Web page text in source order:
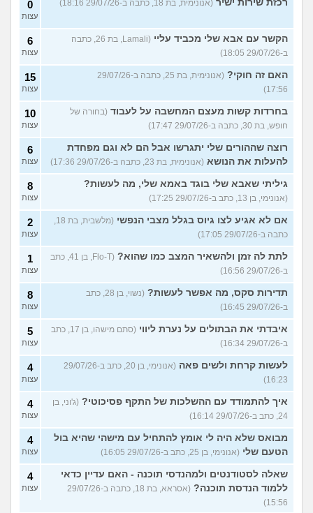
רכזת שירות ישיר (אנונימית, בת 18, כתבה ב-29/07/26 18:16) 0
עצות
הקשר עם אבא שלי מכביד עליי
(Lamali, בת 26, כתבה
ב-29/07/26 18:05)
6
עצות
האם זה חוקי?
(אנונימית, בת 25, כתבה ב-29/07/26
17:56)
15
עצות
בחרדות קשות מעצם המחשבה על לעבוד (בחורה של
חופש, בת 30, כתבה ב-29/07/26 17:47)
10
עצות
רוצה שההורים שלי יתגרשו אבל הם לא וגם מפחדת
להעלות את הנושא (אנונימית, בת 23, כתבה ב-29/07/26 17:36)
6
עצות
גיליתי שאבא שלי בוגד באמא שלי, מה לעשות?
(אנונימי, בן 13, כתב ב-29/07/26 17:25)
8
עצות
אם לא אגיע לצו גיוס בגלל מצבי הנפשי
(מלשבית, בת 18,
כתבה ב-29/07/26 17:05)
2
עצות
לתת לה זמן ולהשאיר המצב כמו שהוא?
(Flo-T, בן 41, כתב
ב-29/07/26 16:56)
1
עצות
תדירות סקס, מה אפשר לעשות?
(נשוי, בן 28, כתב
ב-29/07/26 16:45)
8
עצות
איבדתי את הבתולים על נערת ליווי
(סתם מישהו, בן 17, כתב
ב-29/07/26 16:34)
5
עצות
לעשות קרחת ולשים פאה
(אנונימי, בן 20, כתב ב-29/07/26
16:23)
4
עצות
איך להתמודד עם ההשלכות של התקף פסיכוטי? (ג'וני, בן
24, כתב ב-29/07/26 16:14)
4
עצות
מבואס שלא היה לי אומץ להתחיל עם מישהי שהיא בול
הטעם שלי (אנונימי, בן 25, כתב ב-29/07/26 16:05)
4
עצות
שאלה לסטודנטים ולמהנדסי תוכנה - האם עדיין כדאי
ללמוד הנדסת תוכנה?
(אסראא, בת 18, כתבה ב-29/07/26
15:56)
4
עצות